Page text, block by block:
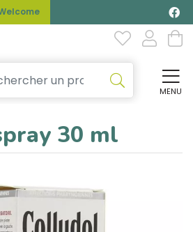
MENU
30 ml